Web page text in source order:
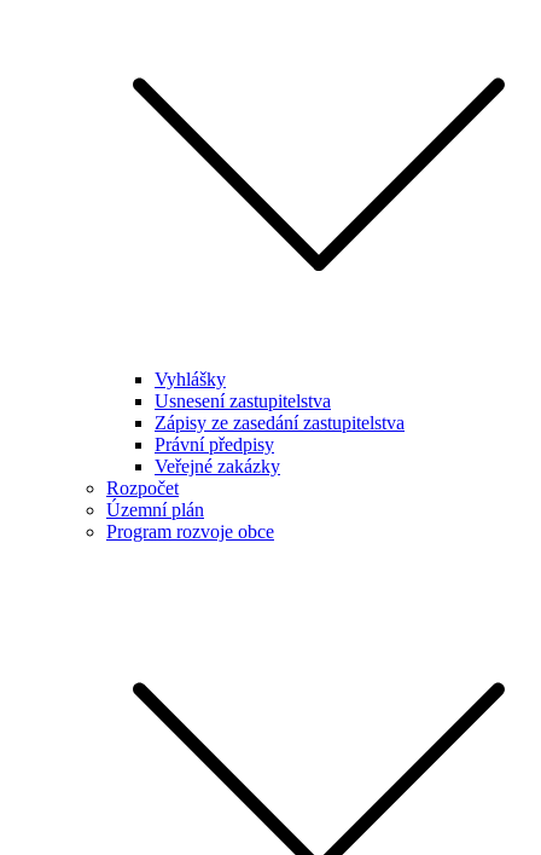
Vyhlášky
Usnesení zastupitelstva
Zápisy ze zasedání zastupitelstva
Právní předpisy
Veřejné zakázky
Rozpočet
Územní plán
Program rozvoje obce